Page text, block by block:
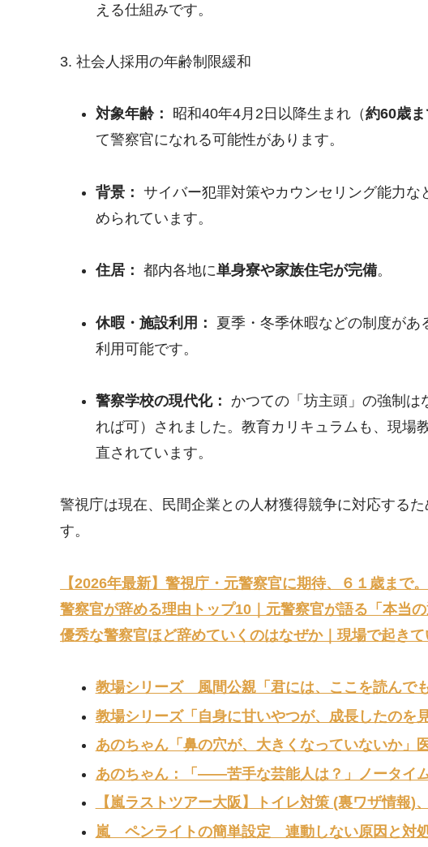
える仕組みです。
3. 社会人採用の年齢制限緩和
対象年齢： 昭和40年4月2日以降生まれ（約60歳
て警察官になれる可能性があります。
背景： サイバー犯罪対策やカウンセリング能力
められています。
住居： 都内各地に単身寮や家族住宅が完備。
休暇・施設利用：
夏季・冬季休暇などの制度が
利用可能です。
警察学校の現代化： かつての「坊主頭」の強制は
れば可）されました。教育カリキュラムも、現場
直されています。
警視庁は現在、民間企業との人材獲得競争に対応する
す。
【2026年最新】警視庁・元警察官に期待、６１歳まで
警察官が辞める理由トップ10｜元警察官が語る「本当
優秀な警察官ほど辞めていくのはなぜか｜現場で起きて
教場シリーズ 風間公親「君には、ここを読んで
教場シリーズ「自身に甘いやつが、成長したのを
あのちゃん「鼻の穴が、大きくなっていないか」
あのちゃん：「——苦手な芸能人は？」ノータイ
【嵐ラストツアー大阪】トイレ対策 (裏ワザ情報)
嵐 ペンライトの簡単設定 連動しない原因と対